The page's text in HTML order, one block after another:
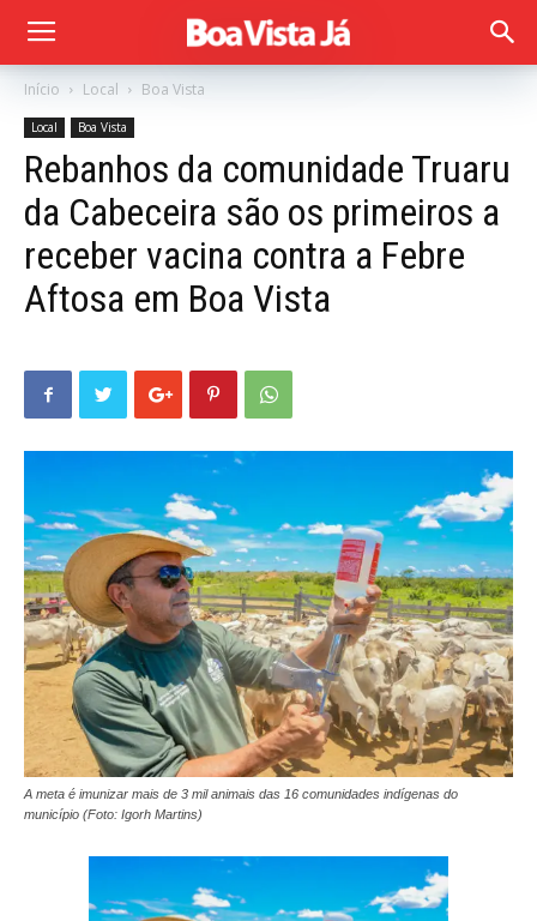
Início Local Boa Vista
Local Boa Vista
Rebanhos da comunidade Truaru
da Cabeceira são os primeiros a
receber vacina contra a Febre
Aftosa em Boa Vista
A meta é imunizar mais de 3 mil animais das 16 comunidades indígenas do
município (Foto: Igorh Martins)